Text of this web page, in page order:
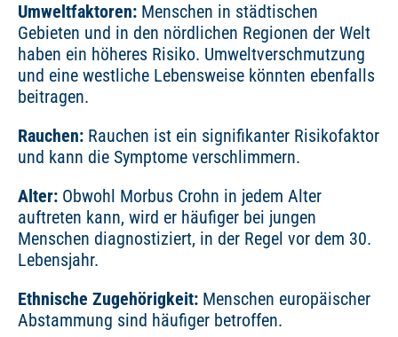
Umweltfaktoren: Menschen in städtischen
Gebieten und in den nördlichen Regionen der Welt
haben ein höheres Risiko. Umweltverschmutzung
und eine westliche Lebensweise könnten ebenfalls
beitragen.
Rauchen: Rauchen ist ein signifikanter Risikofaktor
und kann die Symptome verschlimmern.
Alter: Obwohl Morbus Crohn in jedem Alter
auftreten kann, wird er häufiger bei jungen
Menschen diagnostiziert, in der Regel vor dem 30.
Lebensjahr.
Ethnische Zugehörigkeit: Menschen europäischer
Abstammung sind häufiger betroffen.